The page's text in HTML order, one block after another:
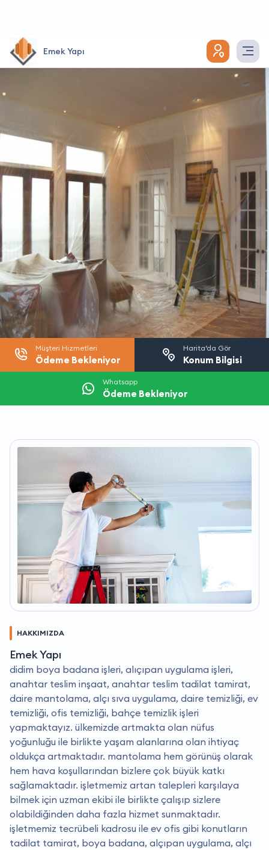
Emek Yapı
Müşteri Hizmetleri
Ödeme Bekleniyor
Harita’da Gör
Konum Bilgisi
Whatsapp
Ödeme Bekleniyor
HAKKIMIZDA
Emek Yapı
didim boya badana işleri, alıçıpan uygulama işleri,
anahtar teslim inşaat, anahtar teslim tadilat tamirat,
daire mantolama, alçı sıva uygulama, daire temizliği, ev
temizliği, ofis temizliği, bahçe temizlik işleri
yapmaktayız. ülkemizde artmakta olan nüfus
yoğunluğu ile birlikte yaşam alanlarına olan ihtiyaç
oldukça artmaktadır. mantolama hem görünüş olarak
hem hava koşullarından bizlere çok büyük katkı
sağlamaktadır. i̇şletmemiz artan talepleri karşılaya
bilmek için uzman ekibi ile birlikte çalışıp sizlere
olabildiğinden daha fazla hizmet sunmaktadır.
i̇şletmemiz tecrübeli kadrosu ile ev ofis gibi konutların
tadilat tamirat, boya badana, alçıpan uygulama, alçı